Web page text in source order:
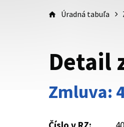
Úradná tabuľa
Detail
Zmluva: